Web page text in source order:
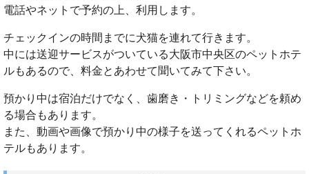
電話やネットで予約の上、利用します。
チェックインの時間までに犬猫を連れて行きます。
中には送迎サービスがついている大阪市中央区のペットホテ
ルもあるので、料金とあわせて聞いてみて下さい。
預かり中は宿泊だけでなく、歯磨き・トリミングなどを頼め
る場合もあります。
また、動画や画像で預かり中の様子を送ってくれるペットホ
テルもあります。